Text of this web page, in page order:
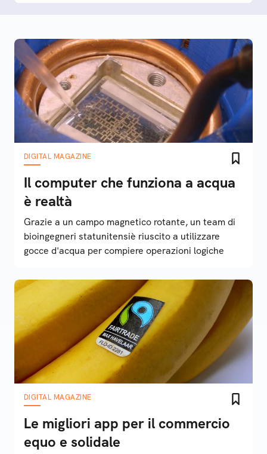
DIGITAL MAGAZINE
Il computer che funziona a acqua
è realtà
Grazie a un campo magnetico rotante, un team di
bioingegneri statunitensiè riuscito a utilizzare
gocce d'acqua per compiere operazioni logiche
DIGITAL MAGAZINE
Le migliori app per il commercio
equo e solidale